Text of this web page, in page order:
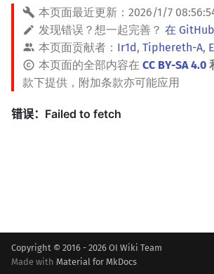
本页面最近更新： 2026/1/7
发现错误？想一起完善？ 在
本页面贡献者： Ir1d, Tiphereth-A,
本页面的全部内容在 CC BY-SA 4.0
款下提供，附加条款亦可能应用
Copyright © 2016 - 2026 OI Wiki Team
Made with Material for MkDocs